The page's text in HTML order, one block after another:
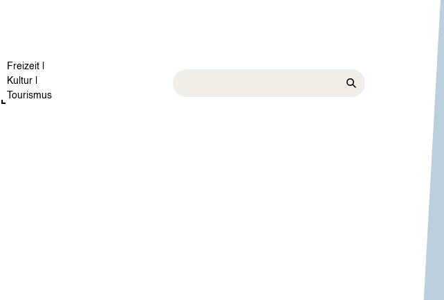
Freizeit |
Kultur |
Tourismus